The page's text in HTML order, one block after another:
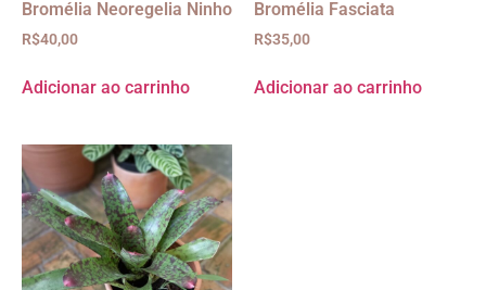
Bromélia Neoregelia Ninho
R$40,00
Adicionar ao carrinho
Bromélia Fasciata
R$35,00
Adicionar ao carrinho